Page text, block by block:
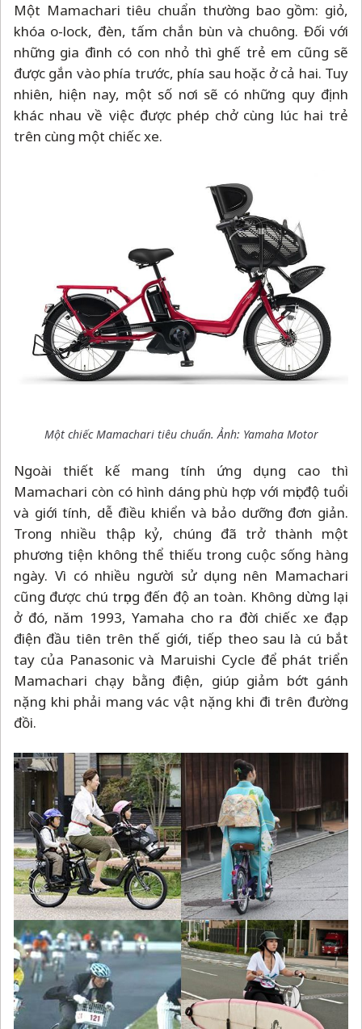
Một Mamachari tiêu chuẩn thường bao gồm: giỏ,
khóa o-lock, đèn, tấm chắn bùn và chuông. Đối với
những gia đình có con nhỏ thì ghế trẻ em cũng sẽ
được gắn vào phía trước, phía sau hoặc ở cả hai. Tuy
nhiên, hiện nay, một số nơi sẽ có những quy định
khác nhau về việc được phép chở cùng lúc hai trẻ
trên cùng một chiếc xe.
Một chiếc Mamachari tiêu chuẩn. Ảnh: Yamaha Motor
Ngoài thiết kế mang tính ứng dụng cao thì
Mamachari còn có hình dáng phù hợp với mọi độ tuổi
và giới tính, dễ điều khiển và bảo dưỡng đơn giản.
Trong nhiều thập kỷ, chúng đã trở thành một
phương tiện không thể thiếu trong cuộc sống hàng
ngày. Vì có nhiều người sử dụng nên Mamachari
cũng được chú trọng đến độ an toàn. Không dừng lại
ở đó, năm 1993, Yamaha cho ra đời chiếc xe đạp
điện đầu tiên trên thế giới, tiếp theo sau là cú bắt
tay của Panasonic và Maruishi Cycle để phát triển
Mamachari chạy bằng điện, giúp giảm bớt gánh
nặng khi phải mang vác vật nặng khi đi trên đường
đồi.